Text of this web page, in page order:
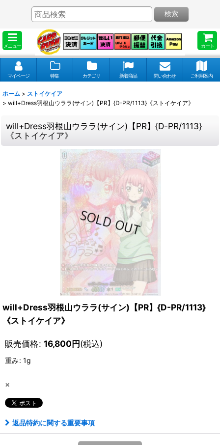
メニュー カート
検索
マイページ 特集 カテゴリ 新着商品 問い合わせ ご利用案内
ホーム > ストイケイア
> will+Dress羽根山ウララ(サイン)【PR】{D-PR/1113}《ストイケイア》
will+Dress羽根山ウララ(サイン)【PR】{D-PR/1113}
《ストイケイア》
will+Dress羽根山ウララ(サイン)【PR】{D-PR/1113}
《ストイケイア》
販売価格: 16,800円(税込)
重み: 1g
×
返品特約に関する重要事項